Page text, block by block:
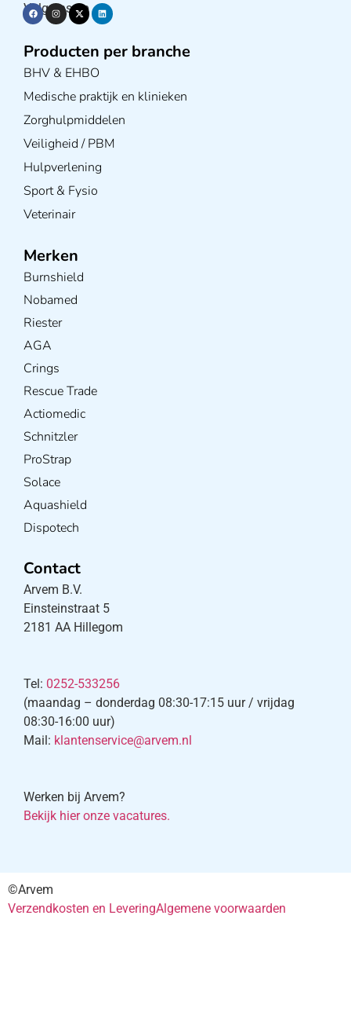
Volg ons op
Producten per branche
BHV & EHBO
Medische praktijk en klinieken
Zorghulpmiddelen
Veiligheid / PBM
Hulpverlening
Sport & Fysio
Veterinair
Merken
Burnshield
Nobamed
Riester
AGA
Crings
Rescue Trade
Actiomedic
Schnitzler
ProStrap
Solace
Aquashield
Dispotech
Contact
Arvem B.V.
Einsteinstraat 5
2181 AA Hillegom
Tel: 0252-533256
(maandag – donderdag 08:30-17:15 uur / vrijdag
08:30-16:00 uur)
Mail: klantenservice@arvem.nl
Werken bij Arvem?
Bekijk hier onze vacatures.
©Arvem
Verzendkosten en LeveringAlgemene voorwaarden